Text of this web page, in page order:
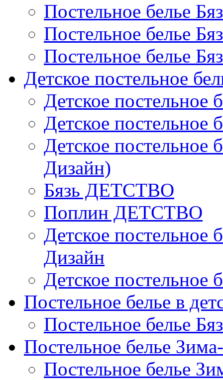
Постельное белье
Постельное белье
Постельное белье
Детское постельное
Детское постельное
Детское постельное
Детское
Дизайн)
Бязь ДЕТСТВО
Поплин ДЕТСТВО
Детское постельное
Дизайн
Детское постельное
Постельное белье в
Постельное белье
Постельное белье
Постельное белье